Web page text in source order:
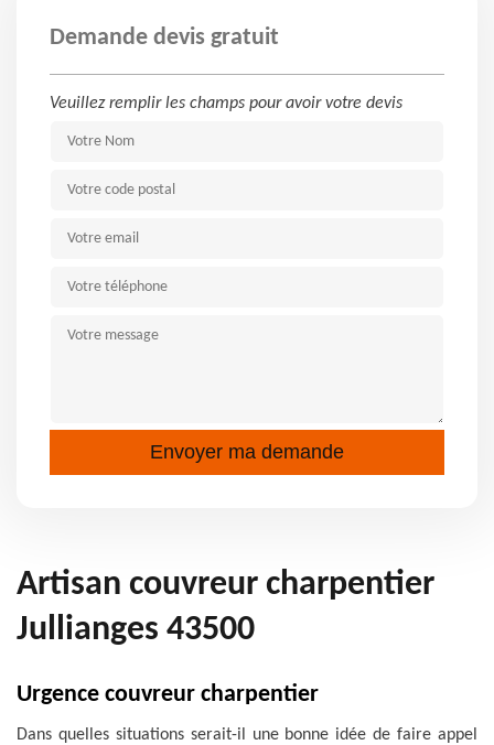
Demande devis gratuit
Veuillez remplir les champs pour avoir votre devis
Artisan couvreur charpentier
Jullianges 43500
Urgence couvreur charpentier
Dans quelles situations serait-il une bonne idée de faire appel